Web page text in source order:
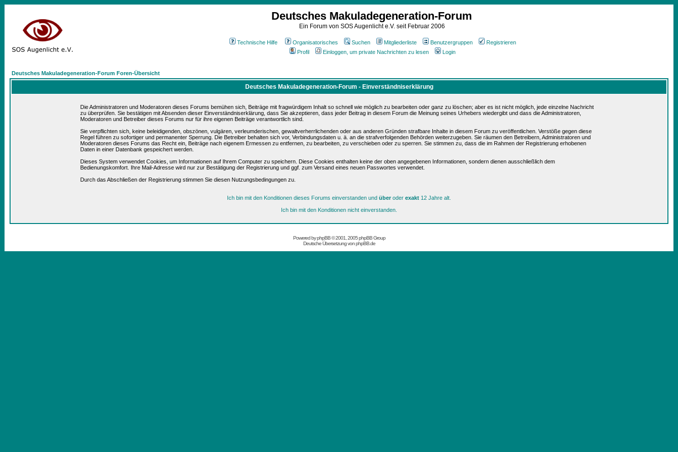
Deutsches Makuladegeneration-Forum
Ein Forum von SOS Augenlicht e.V. seit Februar 2006
Technische Hilfe Organisatorisches Suchen Mitgliederliste Benutzergruppen
Registrieren
Profil
Einloggen, um private Nachrichten zu lesen Login
Deutsches Makuladegeneration-Forum Foren-Übersicht
Deutsches Makuladegeneration-Forum - Einverständniserklärung
Die Administratoren und Moderatoren dieses Forums bemühen sich, Beiträge mit fragwürdigem Inhalt so schnell wie möglich zu bearbeiten oder ganz zu löschen; aber es ist nicht möglich, jede einzelne Nachricht
zu überprüfen. Sie bestätigen mit Absenden dieser Einverständniserklärung, dass Sie akzeptieren, dass jeder Beitrag in diesem Forum die Meinung seines Urhebers wiedergibt und dass die Administratoren,
Moderatoren und Betreiber dieses Forums nur für ihre eigenen Beiträge verantwortlich sind.
Sie verpflichten sich, keine beleidigenden, obszönen, vulgären, verleumderischen, gewaltverherrlichenden oder aus anderen Gründen strafbare Inhalte in diesem Forum zu veröffentlichen. Verstöße gegen diese
Regel führen zu sofortiger und permanenter Sperrung. Die Betreiber behalten sich vor, Verbindungsdaten u. ä. an die strafverfolgenden Behörden weiterzugeben. Sie räumen den Betreibern, Administratoren und
Moderatoren dieses Forums das Recht ein, Beiträge nach eigenem Ermessen zu entfernen, zu bearbeiten, zu verschieben oder zu sperren. Sie stimmen zu, dass die im Rahmen der Registrierung erhobenen
Daten in einer Datenbank gespeichert werden.
Dieses System verwendet Cookies, um Informationen auf Ihrem Computer zu speichern. Diese Cookies enthalten keine der oben angegebenen Informationen, sondern dienen ausschließlich dem
Bedienungskomfort. Ihre Mail-Adresse wird nur zur Bestätigung der Registrierung und ggf. zum Versand eines neuen Passwortes verwendet.
Durch das Abschließen der Registrierung stimmen Sie diesen Nutzungsbedingungen zu.
Ich bin mit den Konditionen dieses Forums einverstanden und überoder exakt 12 Jahre alt.
Ich bin mit den Konditionen nicht einverstanden.
Powered byphpBB© 2001, 2005 phpBB Group
Deutsche Übersetzung vonphpBB.de